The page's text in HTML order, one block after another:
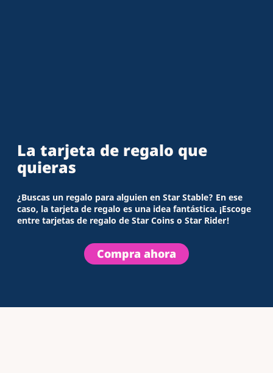
La tarjeta de regalo que
quieras
¿Buscas un regalo para alguien en Star Stable? En ese
caso, la tarjeta de regalo es una idea fantástica. ¡Escoge
entre tarjetas de regalo de Star Coins o Star Rider!
Compra ahora